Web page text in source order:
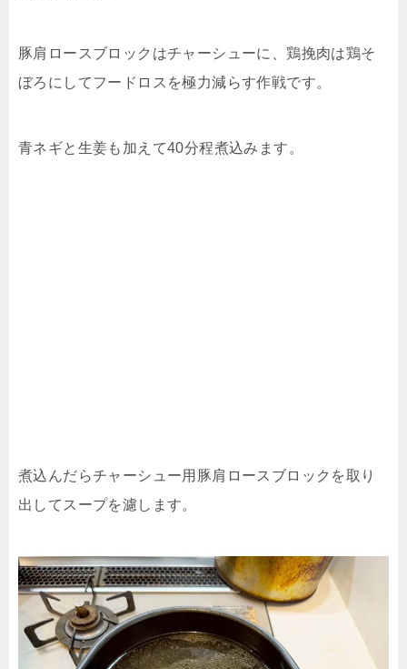
豚肩ロースブロックはチャーシューに、鶏挽肉は鶏そ
ぼろにしてフードロスを極力減らす作戦です。
青ネギと生姜も加えて40分程煮込みます。
煮込んだらチャーシュー用豚肩ロースブロックを取り
出してスープを濾します。